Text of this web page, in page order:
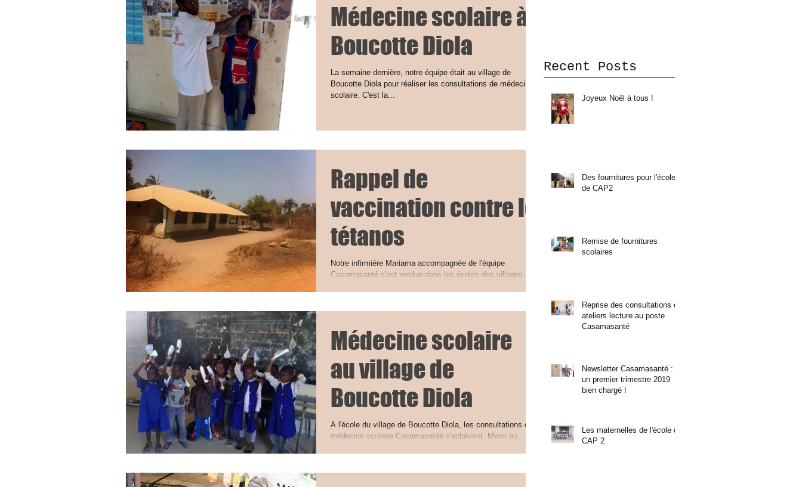
Médecine scolaire à
Boucotte Diola
La semaine dernière, notre équipe était au village de
Boucotte Diola pour réaliser les consultations de médecine
scolaire. C'est la...
Rappel de
vaccination contre le
tétanos
Notre infirmière Mariama accompagnée de l'équipe
Casamasanté s'est rendue dans les écoles des villages de
Médecine scolaire
au village de
Boucotte Diola
A l'école du village de Boucotte Diola, les consultations de
médecine scolaire Casamasanté s'achèvent. Merci au
Recent Posts
Joyeux Noël à tous !
Des fournitures pour l'école
de CAP2
Remise de fournitures
scolaires
Reprise des consultations et
ateliers lecture au poste
Casamasanté
Newsletter Casamasanté :
un premier trimestre 2019
bien chargé !
Les maternelles de l'école de
CAP 2